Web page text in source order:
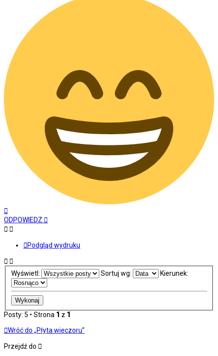
górę
ODPOWIEDZ
Podgląd wydruku
Wyświetl: Sortuj wg: Kierunek:
Posty: 5 • Strona 1 z 1
Wróć do „Płyta wieczoru”
Przejdź do